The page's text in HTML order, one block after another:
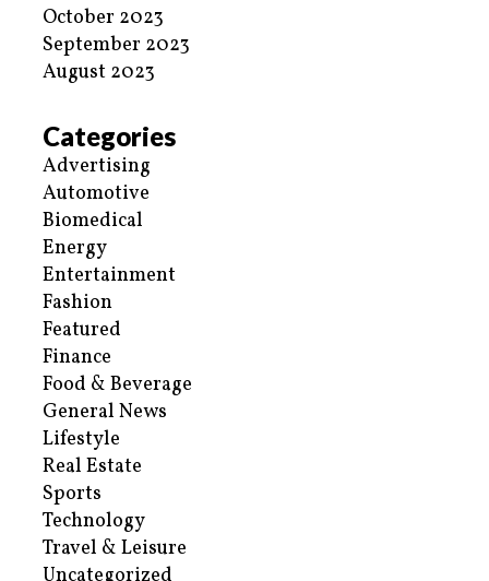
October 2023
September 2023
August 2023
Categories
Advertising
Automotive
Biomedical
Energy
Entertainment
Fashion
Featured
Finance
Food & Beverage
General News
Lifestyle
Real Estate
Sports
Technology
Travel & Leisure